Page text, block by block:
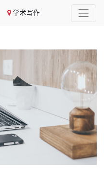
学术写作